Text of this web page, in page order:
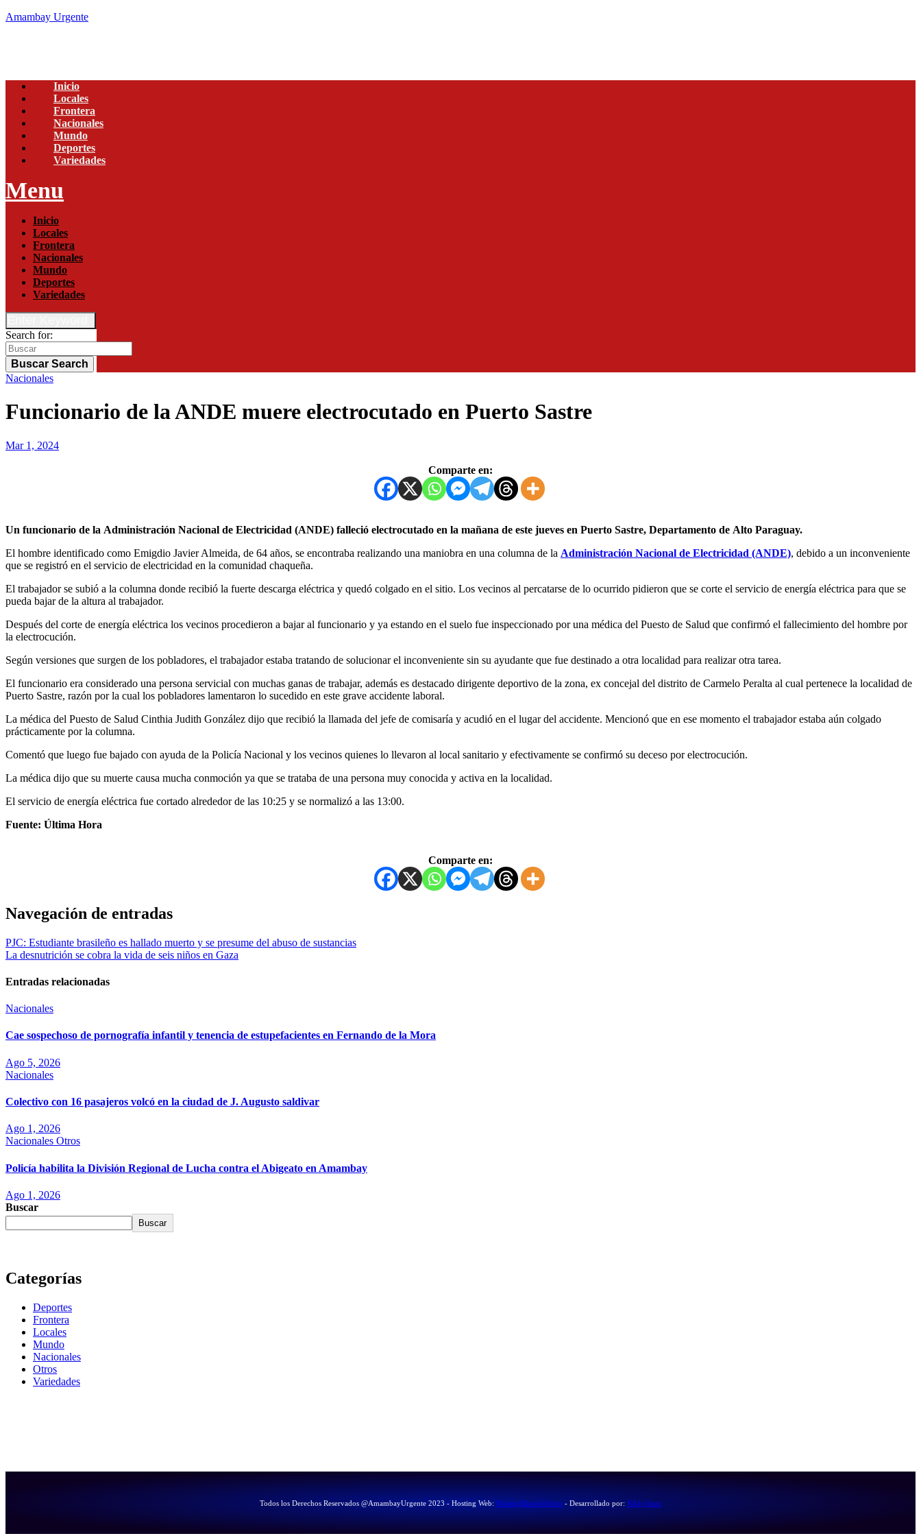
Amambay Urgente
Inicio
Locales
Frontera
Nacionales
Mundo
Deportes
Variedades
Menu
Inicio
Locales
Frontera
Nacionales
Mundo
Deportes
Variedades
Search for:
Buscar Search
Nacionales
Funcionario de la ANDE muere electrocutado en Puerto Sastre
Mar 1, 2024
Comparte en:
Un funcionario de la Administración Nacional de Electricidad (ANDE) falleció electrocutado en la mañana de este jueves en Puerto Sastre, Departamento de Alto Paraguay.
El hombre identificado como Emigdio Javier Almeida, de 64 años, se encontraba realizando una maniobra en una columna de la Administración Nacional de Electricidad (ANDE), debido a un inconveniente
que se registró en el servicio de electricidad en la comunidad chaqueña.
El trabajador se subió a la columna donde recibió la fuerte descarga eléctrica y quedó colgado en el sitio. Los vecinos al percatarse de lo ocurrido pidieron que se corte el servicio de energía eléctrica para que se
pueda bajar de la altura al trabajador.
Después del corte de energía eléctrica los vecinos procedieron a bajar al funcionario y ya estando en el suelo fue inspeccionado por una médica del Puesto de Salud que confirmó el fallecimiento del hombre por
la electrocución.
Según versiones que surgen de los pobladores, el trabajador estaba tratando de solucionar el inconveniente sin su ayudante que fue destinado a otra localidad para realizar otra tarea.
El funcionario era considerado una persona servicial con muchas ganas de trabajar, además es destacado dirigente deportivo de la zona, ex concejal del distrito de Carmelo Peralta al cual pertenece la localidad de
Puerto Sastre, razón por la cual los pobladores lamentaron lo sucedido en este grave accidente laboral.
La médica del Puesto de Salud Cinthia Judith González dijo que recibió la llamada del jefe de comisaría y acudió en el lugar del accidente. Mencionó que en ese momento el trabajador estaba aún colgado
prácticamente por la columna.
Comentó que luego fue bajado con ayuda de la Policía Nacional y los vecinos quienes lo llevaron al local sanitario y efectivamente se confirmó su deceso por electrocución.
La médica dijo que su muerte causa mucha conmoción ya que se trataba de una persona muy conocida y activa en la localidad.
El servicio de energía eléctrica fue cortado alrededor de las 10:25 y se normalizó a las 13:00.
Fuente: Última Hora
Comparte en:
Navegación de entradas
PJC: Estudiante brasileño es hallado muerto y se presume del abuso de sustancias
La desnutrición se cobra la vida de seis niños en Gaza
Entradas relacionadas
Nacionales
Cae sospechoso de pornografía infantil y tenencia de estupefacientes en Fernando de la Mora
Ago 5, 2026
Nacionales
Colectivo con 16 pasajeros volcó en la ciudad de J. Augusto saldivar
Ago 1, 2026
Nacionales Otros
Policía habilita la División Regional de Lucha contra el Abigeato en Amambay
Ago 1, 2026
Buscar
Buscar
Categorías
Deportes
Frontera
Locales
Mundo
Nacionales
Otros
Variedades
Todos los Derechos Reservados @AmambayUrgente 2023 - Hosting Web: HostingBaratoOnline - Desarrollado por: RikkySanz